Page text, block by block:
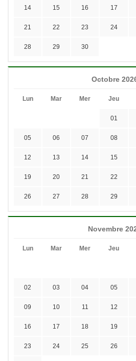
14 15 16 17
21 22 23 24
28 29 30
Octobre
Lun Mar Mer Jeu
01
05 06 07 08
12 13 14 15
19 20 21 22
26 27 28 29
Novembre
Lun Mar Mer Jeu
02 03 04 05
09 10 11 12
16 17 18 19
23 24 25 26